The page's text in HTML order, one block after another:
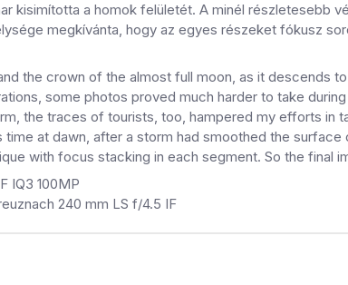
kisimította a homok felületét. A minél részletesebb
megkívánta, hogy az egyes részeket fókusz
the crown of the almost full moon, as it descends
some photos proved much harder to take
the traces of tourists, too, hampered my efforts in
time at dawn, after a storm had smoothed the
with focus stacking in each segment. So the final
IQ3 100MP
240 mm LS f/4.5 IF